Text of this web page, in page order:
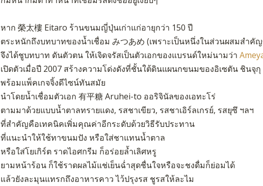
หาก 榮太樓 Eitaro ร้านขนมญี่ปุ่นเก่าแก่อายุกว่า 150 ปี
ตระหนักถึงบทบาทของน้ำเชื่อม みつあめ (เพราะเป็นหนึ่งในส่วนผสมสำคั
จึงได้ชูบทบาท ดันตัวตน ให้เจิดจรัสเป็นตัวเอกของแบรนด์ใหม่นามว่า
เปิดตัวเมื่อปี 2007 สร้างความโด่งดังที่ชั้นใต้ดินแผนกขนมของอิเซตัน ชินจุกุ
พร้อมแพ็คเกจจิ้งดีไซน์ทันสมัย
นำโดยน้ำเชื่อมตัวเอก 有平糖 Aruhei-to ออริจินัลของเอทะโร่
ตามมาด้วยแบบน้ำตาลทรายแดง, รสชาเขียว, รสชาเอิร์ลเกรย์, รสยุซึ ฯลฯ
ที่สำคัญคือเทคนิคเพิ่มคุณค่าอีกระดับด้วยวิธีรับประทาน
ที่แนะนำให้ใช้ทาขนมปัง หรือใส่ชาแทนน้ำตาล
หรือใส่โยเกิร์ต ราดไอศกรีม ก็อร่อยล้ำเลิศหรู
ยามหน้าร้อน ก็ใช้ราดผลไม้แช่เย็นฉ่ำสุดชื่นใจหรือจะชงดื่มก็ย่อมได้
แล้วยังละมุนแทรกถึงอาหารคาว ไว้ปรุงรส ชูรสให้ละไม